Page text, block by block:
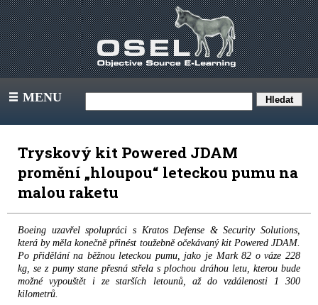
III MENU
Tryskový kit Powered JDAM
promění „hloupou“ leteckou pumu na
malou raketu
Boeing uzavřel spolupráci s Kratos Defense & Security Solutions,
která by měla konečně přinést toužebně očekávaný kit Powered JDAM.
Po přidělání na běžnou leteckou pumu, jako je Mark 82 o váze 228
kg, se z pumy stane přesná střela s plochou dráhou letu, kterou bude
možné vypouštět i ze starších letounů, až do vzdálenosti 1 300
kilometrů.